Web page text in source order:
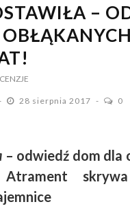
–
28 sierpnia 2017 0
– odwiedź dom dla